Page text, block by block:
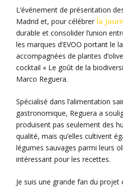
L’événement de présentation
Madrid et, pour célébrer la
durable et consolider l’union
les marques d’EVOO portant le
accompagnées de plantes
cocktail « Le goût de la
Marco Reguera.
Spécialisé dans l’alimentation
gastronomique, Reguera a
produisent pas seulement des
qualité, mais qu’elles cultivent
légumes sauvages parmi leurs
intéressant pour les recettes.
Je suis une grande fan du